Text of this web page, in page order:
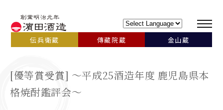
伝兵衛蔵 傳藏院蔵 金山蔵
[優等賞受賞] ～平成25酒造年度 鹿児島県本
格焼酎鑑評会～